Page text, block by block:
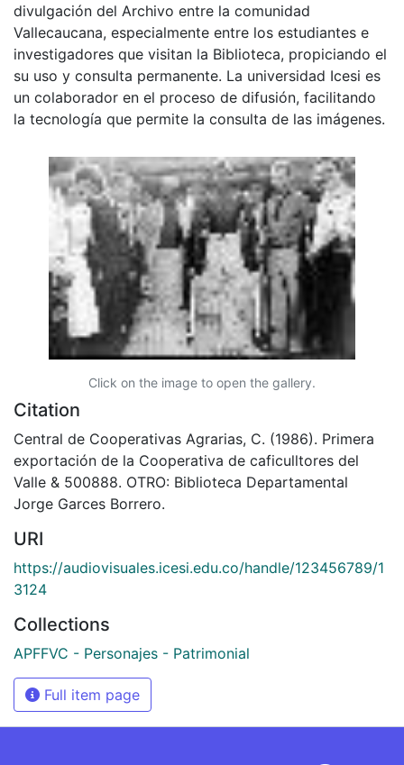
divulgación del Archivo entre la comunidad
Vallecaucana, especialmente entre los estudiantes e
investigadores que visitan la Biblioteca, propiciando el
su uso y consulta permanente. La universidad Icesi es
un colaborador en el proceso de difusión, facilitando
la tecnología que permite la consulta de las imágenes.
Click on the image to open the gallery.
Citation
Central de Cooperativas Agrarias, C. (1986). Primera
exportación de la Cooperativa de caficulltores del
Valle & 500888. OTRO: Biblioteca Departamental
Jorge Garces Borrero.
URI
https://audiovisuales.icesi.edu.co/handle/123456789/1
3124
Collections
APFFVC - Personajes - Patrimonial
Full item page